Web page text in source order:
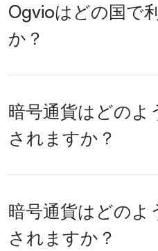
Ogvioはどの国で
か？
暗号通貨はどのよ
されますか？
暗号通貨はどのよ
されますか？